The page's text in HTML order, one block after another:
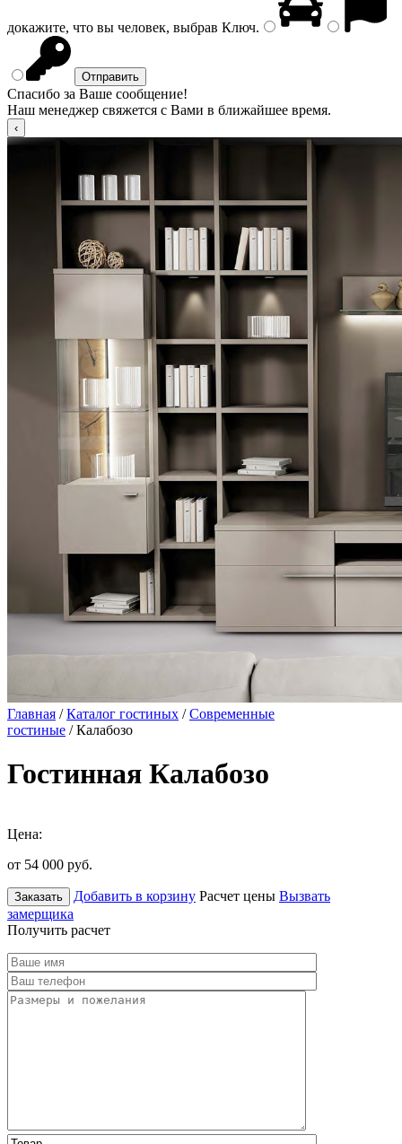
докажите, что вы человек, выбрав Ключ.
Спасибо за Ваше сообщение!
Наш менеджер свяжется с Вами в ближайшее время.
Главная /Каталог гостиных /Современные
гостиные / Калабозо
Гостинная Калабозо
Цена:
от 54 000 руб.
Заказать Добавить в корзину Расчет цены Вызвать
замерщика
Получить расчет